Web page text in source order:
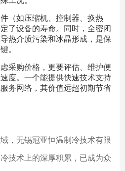
（如压缩机、控制器、换热
了设备的寿命。同时，全密闭
热介质污染和冰晶形成，是保
。
采购价格，更要评估、维护便
度。一个能提供快速技术支持
务网络，其价值远超初期节省
，无锡冠亚恒温制冷技术有限
技术上的深厚积累，已成为众